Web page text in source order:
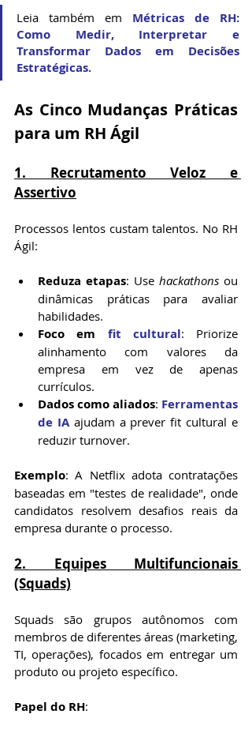
Leia também em Métricas de RH:
Como Medir, Interpretar e
Transformar Dados em Decisões
Estratégicas.
As Cinco Mudanças Práticas
para um RH Ágil
1. Recrutamento Veloz e
Assertivo
Processos lentos custam talentos. No RH
Ágil:
Reduza etapas: Use hackathons ou
dinâmicas práticas para avaliar
habilidades.
Foco em fit cultural: Priorize
alinhamento com valores da
empresa em vez de apenas
currículos.
Dados como aliados: Ferramentas
de IA ajudam a prever fit cultural e
reduzir turnover.
Exemplo: A Netflix adota contratações
baseadas em "testes de realidade", onde
candidatos resolvem desafios reais da
empresa durante o processo.
2. Equipes Multifuncionais
(Squads)
Squads são grupos autônomos com
membros de diferentes áreas (marketing,
TI, operações), focados em entregar um
produto ou projeto específico.
Papel do RH: